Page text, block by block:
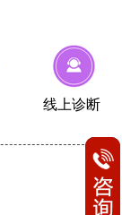
线上诊断